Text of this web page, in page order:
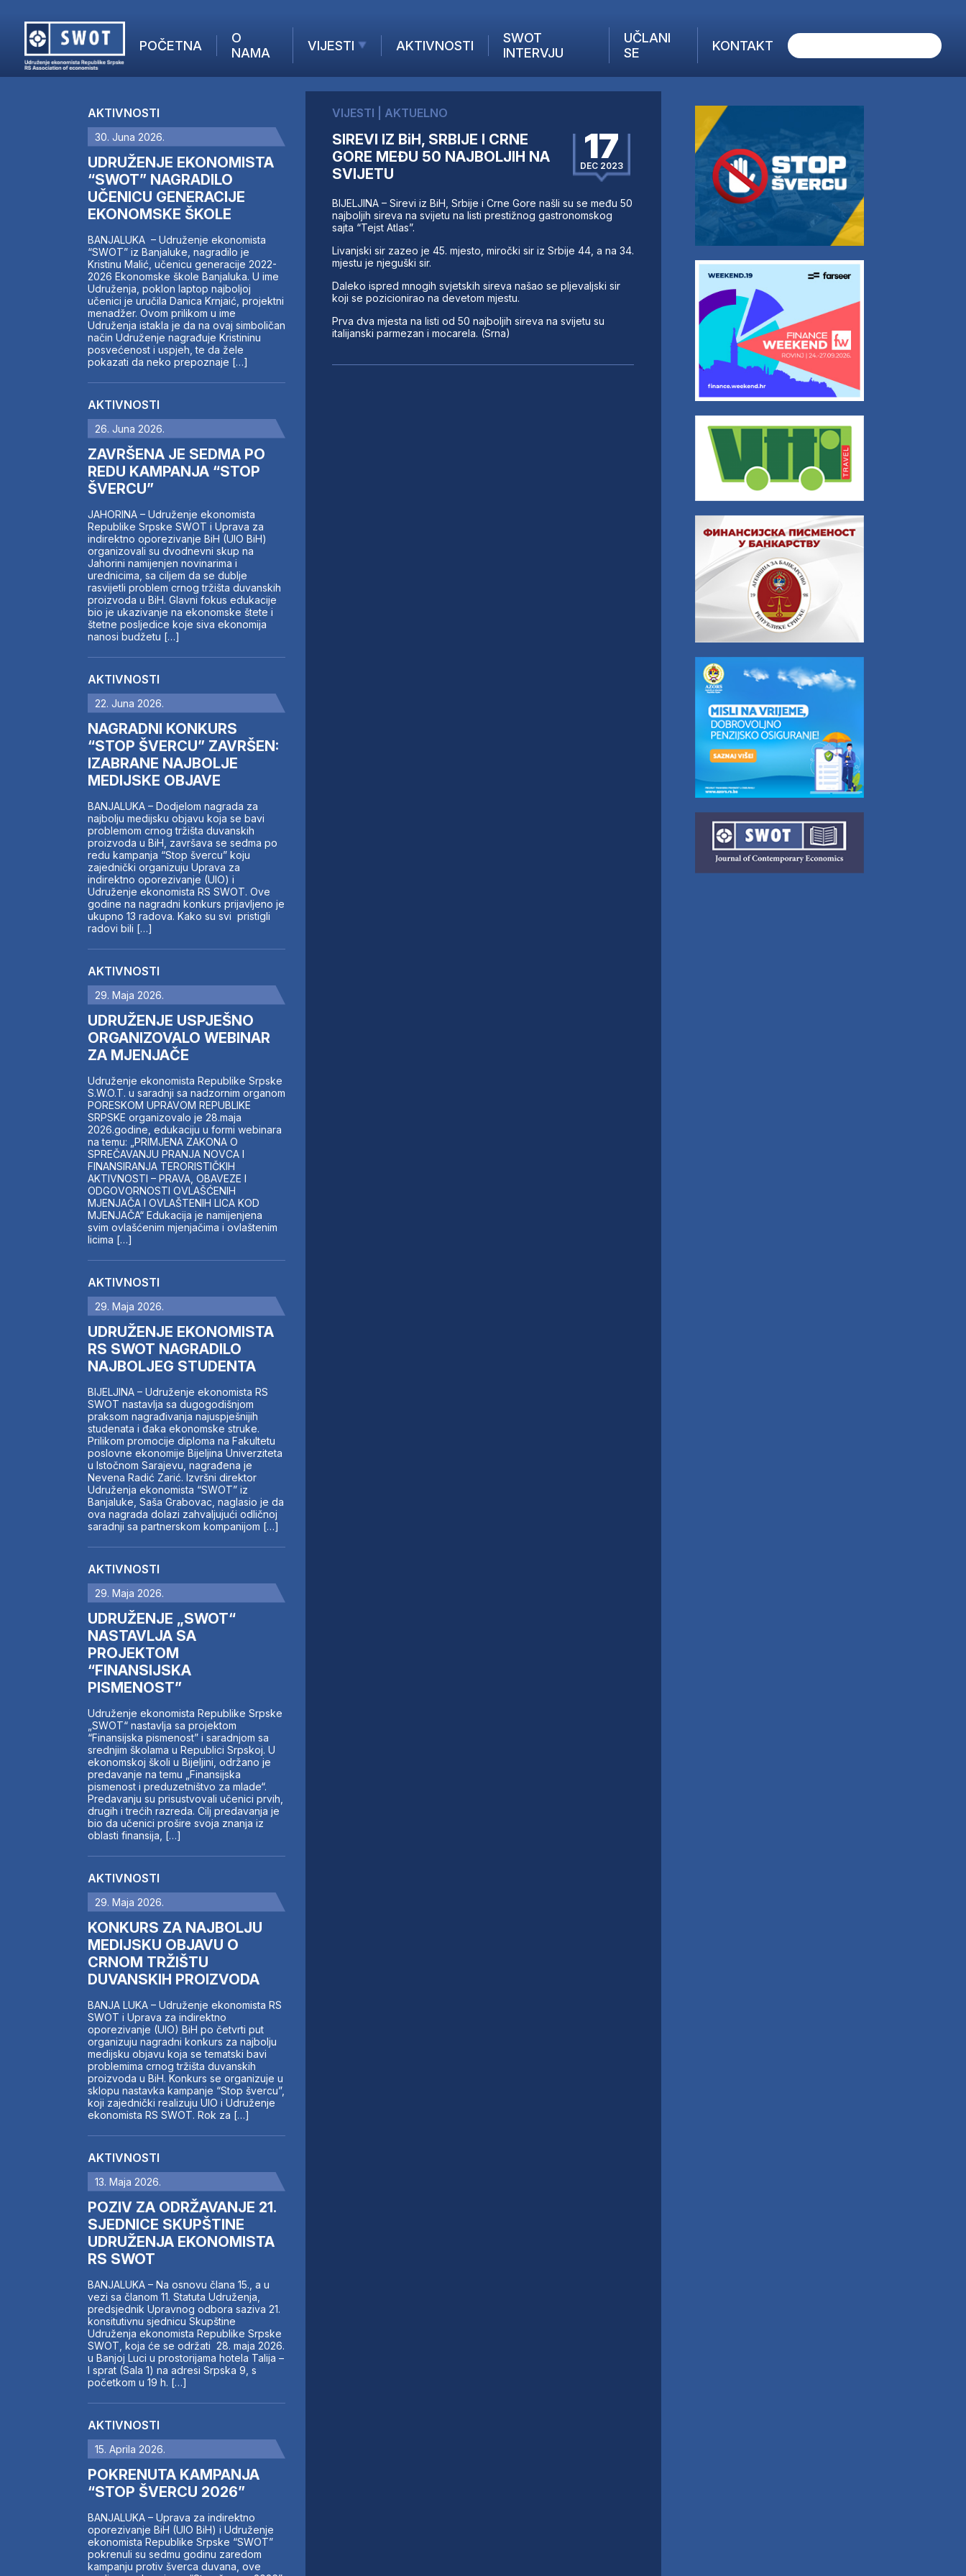
POČETNA
O
NAMA
VIJESTI
AKTUELNO
KOMPANIJE
FINANSIJE
IZ STRANIH MEDIJA
AKTIVNOSTI
SWOT
INTERVJU
UČLANI
SE
KONTAKT
AKTUELNO
ANALIZE
KOMPANIJE
FINANSIJE
IZ STRANIH MEDIJA
AKTIVNOSTI
SWOT INTERVJU
UČLANI SE
KONTAKT
AKTIVNOSTI
30. Juna 2026.
UDRUŽENJE EKONOMISTA
“SWOT” NAGRADILO
UČENICU GENERACIJE
EKONOMSKE ŠKOLE
BANJALUKA – Udruženje ekonomista
“SWOT” iz Banjaluke, nagradilo je
Kristinu Malić, učenicu generacije 2022-
2026 Ekonomske škole Banjaluka. U ime
Udruženja, poklon laptop najboljoj
učenici je uručila Danica Krnjaić, projektni
menadžer. Ovom prilikom u ime
Udruženja istakla je da na ovaj simboličan
način Udruženje nagrađuje Kristininu
posvećenost i uspjeh, te da žele
pokazati da neko prepoznaje […]
AKTIVNOSTI
26. Juna 2026.
ZAVRŠENA JE SEDMA PO
REDU KAMPANJA “STOP
ŠVERCU”
JAHORINA – Udruženje ekonomista
Republike Srpske SWOT i Uprava za
indirektno oporezivanje BiH (UIO BiH)
organizovali su dvodnevni skup na
Jahorini namijenjen novinarima i
urednicima, sa ciljem da se dublje
rasvijetli problem crnog tržišta duvanskih
proizvoda u BiH. Glavni fokus edukacije
bio je ukazivanje na ekonomske štete i
štetne posljedice koje siva ekonomija
nanosi budžetu […]
AKTIVNOSTI
22. Juna 2026.
NAGRADNI KONKURS
“STOP ŠVERCU” ZAVRŠEN:
IZABRANE NAJBOLJE
MEDIJSKE OBJAVE
BANJALUKA – Dodjelom nagrada za
najbolju medijsku objavu koja se bavi
problemom crnog tržišta duvanskih
proizvoda u BiH, završava se sedma po
redu kampanja “Stop švercu” koju
zajednički organizuju Uprava za
indirektno oporezivanje (UIO) i
Udruženje ekonomista RS SWOT. Ove
godine na nagradni konkurs prijavljeno je
ukupno 13 radova. Kako su svi pristigli
radovi bili […]
AKTIVNOSTI
29. Maja 2026.
UDRUŽENJE USPJEŠNO
ORGANIZOVALO WEBINAR
ZA MJENJAČE
Udruženje ekonomista Republike Srpske
S.W.O.T. u saradnji sa nadzornim organom
PORESKOM UPRAVOM REPUBLIKE
SRPSKE organizovalo je 28.maja
2026.godine, edukaciju u formi webinara
na temu: „PRIMJENA ZAKONA O
SPREČAVANJU PRANJA NOVCA I
FINANSIRANJA TERORISTIČKIH
AKTIVNOSTI – PRAVA, OBAVEZE I
ODGOVORNOSTI OVLAŠĆENIH
MJENJAČA I OVLAŠTENIH LICA KOD
MJENJAČA“ Edukacija je namijenjena
svim ovlašćenim mjenjačima i ovlaštenim
licima […]
AKTIVNOSTI
29. Maja 2026.
UDRUŽENJE EKONOMISTA
RS SWOT NAGRADILO
NAJBOLJEG STUDENTA
BIJELJINA – Udruženje ekonomista RS
SWOT nastavlja sa dugogodišnjom
praksom nagrađivanja najuspješnijih
studenata i đaka ekonomske struke.
Prilikom promocije diploma na Fakultetu
poslovne ekonomije Bijeljina Univerziteta
u Istočnom Sarajevu, nagrađena je
Nevena Radić Zarić. Izvršni direktor
Udruženja ekonomista “SWOT” iz
Banjaluke, Saša Grabovac, naglasio je da
ova nagrada dolazi zahvaljujući odličnoj
saradnji sa partnerskom kompanijom […]
AKTIVNOSTI
29. Maja 2026.
UDRUŽENJE „SWOT“
NASTAVLJA SA
PROJEKTOM
“FINANSIJSKA
PISMENOST”
Udruženje ekonomista Republike Srpske
„SWOT“ nastavlja sa projektom
“Finansijska pismenost” i saradnjom sa
srednjim školama u Republici Srpskoj. U
ekonomskoj školi u Bijeljini, održano je
predavanje na temu „Finansijska
pismenost i preduzetništvo za mlade“.
Predavanju su prisustvovali učenici prvih,
drugih i trećih razreda. Cilj predavanja je
bio da učenici prošire svoja znanja iz
oblasti finansija, […]
AKTIVNOSTI
29. Maja 2026.
KONKURS ZA NAJBOLJU
MEDIJSKU OBJAVU O
CRNOM TRŽIŠTU
DUVANSKIH PROIZVODA
BANJA LUKA – Udruženje ekonomista RS
SWOT i Uprava za indirektno
oporezivanje (UIO) BiH po četvrti put
organizuju nagradni konkurs za najbolju
medijsku objavu koja se tematski bavi
problemima crnog tržišta duvanskih
proizvoda u BiH. Konkurs se organizuje u
sklopu nastavka kampanje “Stop švercu”,
koji zajednički realizuju UIO i Udruženje
ekonomista RS SWOT. Rok za […]
AKTIVNOSTI
13. Maja 2026.
POZIV ZA ODRŽAVANJE 21.
SJEDNICE SKUPŠTINE
UDRUŽENJA EKONOMISTA
RS SWOT
BANJALUKA – Na osnovu člana 15., a u
vezi sa članom 11. Statuta Udruženja,
predsjednik Upravnog odbora saziva 21.
konsitutivnu sjednicu Skupštine
Udruženja ekonomista Republike Srpske
SWOT, koja će se održati 28. maja 2026.
u Banjoj Luci u prostorijama hotela Talija –
I sprat (Sala 1) na adresi Srpska 9, s
početkom u 19 h. […]
AKTIVNOSTI
15. Aprila 2026.
POKRENUTA KAMPANJA
“STOP ŠVERCU 2026”
BANJALUKA – Uprava za indirektno
oporezivanje BiH (UIO BiH) i Udruženje
ekonomista Republike Srpske “SWOT”
pokrenuli su sedmu godinu zaredom
kampanju protiv šverca duvana, ove
VIJESTI AKTUELNO
SIREVI IZ BiH, SRBIJE I CRNE
GORE MEĐU 50 NAJBOLJIH NA
SVIJETU
17
DEC 2023
BIJELJINA – Sirevi iz BiH, Srbije i Crne Gore našli su se među 50
najboljih sireva na svijetu na listi prestižnog gastronomskog
sajta “Tejst Atlas”.
Livanjski sir zazeo je 45. mjesto, miročki sir iz Srbije 44, a na 34.
mjestu je njeguški sir.
Daleko ispred mnogih svjetskih sireva našao se pljevaljski sir
koji se pozicionirao na devetom mjestu.
Prva dva mjesta na listi od 50 najboljih sireva na svijetu su
italijanski parmezan i mocarela. (Srna)